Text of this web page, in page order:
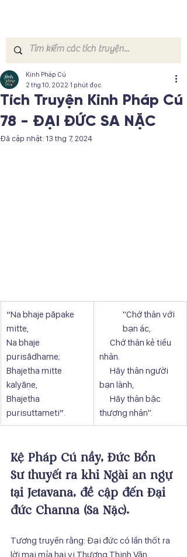
Tích Truyện Kinh Pháp Cú
78 - ĐẠI ĐỨC SA NẶC
Kinh Pháp Cú
2 thg 10, 2022 1 phút đọc
Đã cập nhật:13 thg 7, 2024
“Na bhaje pāpake
mitte,
Na bhaje
purisādhame;
Bhajetha mitte
kalyāṇe,
Bhajetha
purisuttameti”.
"Chớ thân với
bạn ác,
nhân.
bạn lành,
thượng nhân".
Kệ Pháp Cú nầy, Đức Bổn
Sư thuyết ra khi Ngài an ngự
tại Jetavana, đề cập đến Đại
đức Channa (Sa Nặc).
Tương truyền rằng: Đại đức có lần thốt ra
lời mai mỉa hai vị Thượng Thinh Văn